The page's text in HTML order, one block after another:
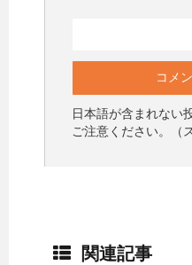
日本語が含まれない
ご注意ください。（
関連記事